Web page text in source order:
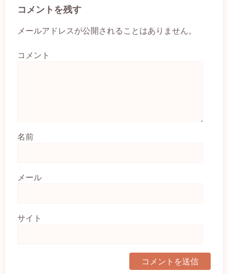
コメントを残す
メールアドレスが公開されることはありません。
コメント
名前
メール
サイト